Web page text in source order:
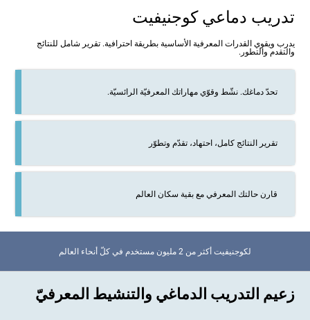
تدريب دماعي كوجنيفيت
يدرب ويقوي القدرات المعرفية الأساسية بطريقة احترافية. تقرير شامل للنتائج
والتقدم والتطور.
تحدّ دماغك. نشّط وقوّي مهاراتك المعرفيّة الرائسيّة.
تقرير النتائج كامل، احتهاد، تقدّم وتطوّر
قارن حالتك المعرفي مع بقية سكان العالم
لكوجنيفيت أكثر من 2 مليون مستخدم في كلّ أنحاء العالم
زعيم التدريب الدماغي والتنشيط المعرفيّ